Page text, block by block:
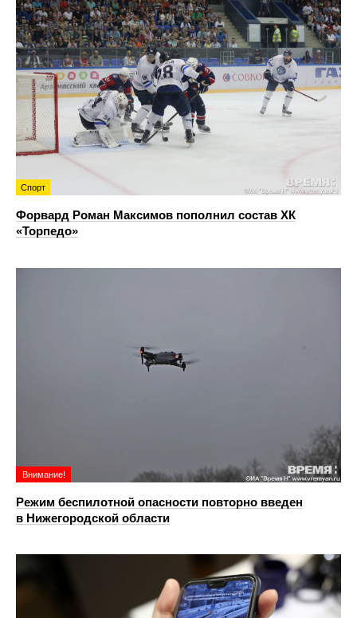
Спорт
Форвард Роман Максимов пополнил состав ХК
«Торпедо»
Внимание!
Режим беспилотной опасности повторно введен
в Нижегородской области